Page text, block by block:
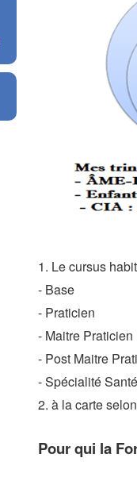
1. Le cursus
- Base
- Praticien
- Maitre Praticien
- Post Maitre
- Spécialité
2. à la carte
Pour qui la